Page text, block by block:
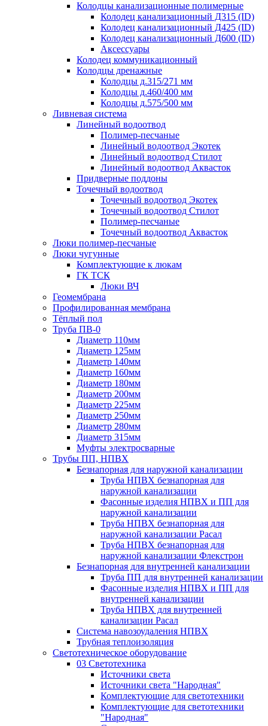
Колодцы канализационные полимерные
Колодец канализационный Д315 (ID)
Колодец канализационный Д425 (ID)
Колодец канализационный Д600 (ID)
Аксессуары
Колодец коммуникационный
Колодцы дренажные
Колодцы д.315/271 мм
Колодцы д.460/400 мм
Колодцы д.575/500 мм
Ливневая система
Линейный водоотвод
Полимер-песчаные
Линейный водоотвод Экотек
Линейный водоотвод Стилот
Линейный водоотвод Аквасток
Придверные поддоны
Точечный водоотвод
Точечный водоотвод Экотек
Точечный водоотвод Стилот
Полимер-песчаные
Точечный водоотвод Аквасток
Люки полимер-песчаные
Люки чугунные
Комплектующие к люкам
ГК ТСК
Люки ВЧ
Геомембрана
Профилированная мембрана
Тёплый пол
Труба ПВ-0
Диаметр 110мм
Диаметр 125мм
Диаметр 140мм
Диаметр 160мм
Диаметр 180мм
Диаметр 200мм
Диаметр 225мм
Диаметр 250мм
Диаметр 280мм
Диаметр 315мм
Муфты электросварные
Трубы ПП, НПВХ
Безнапорная для наружной канализации
Труба НПВХ безнапорная для
наружной канализации
Фасонные изделия НПВХ и ПП для
наружной канализации
Труба НПВХ безнапорная для
наружной канализации Расал
Труба НПВХ безнапорная для
наружной канализации Флекстрон
Безнапорная для внутренней канализации
Труба ПП для внутренней канализации
Фасонные изделия НПВХ и ПП для
внутренней канализации
Труба НПВХ для внутренней
канализации Расал
Система навозоудаления НПВХ
Трубная теплоизоляция
Светотехническое оборудование
03 Светотехника
Источники света
Источники света "Народная"
Комплектующие для светотехники
Комплектующие для светотехники
"Народная"